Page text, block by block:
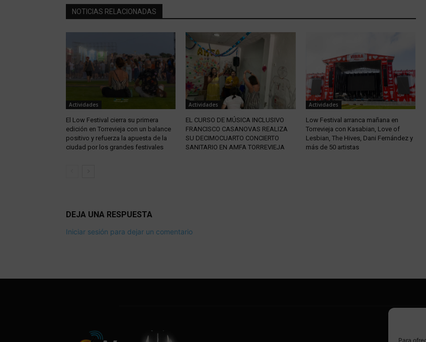
Para
NOTICIAS RELACIONADAS
Actividades
El Low Festival cierra su primera
edición en Torrevieja con un balance
positivo y refuerza la apuesta de la
ciudad por los grandes festivales
Actividades
EL CURSO DE MÚSICA INCLUSIVO
FRANCISCO CASANOVAS REALIZA
SU DECIMOCUARTO CONCIERTO
SANITARIO EN AMFA TORREVIEJA
Actividades
Low Festival arranca mañana en
Torrevieja con Kasabian, Love of
Lesbian, The Hives, Dani Fernández y
más de 50 artistas
DEJA UNA RESPUESTA
Iniciar sesión para dejar un comentario